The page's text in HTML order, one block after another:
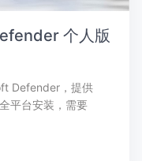
个人版
Defender，提供
平台安装，需要